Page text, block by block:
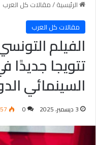
الرئيسية/مقالات كل العرب
مقالات كل العرب
تتويجا
السينمائي
3 ديسمبر، 2025 0